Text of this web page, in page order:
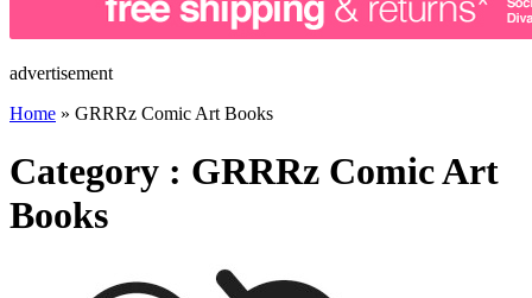
advertisement
Home » GRRRz Comic Art Books
Category : GRRRz Comic Art
Books